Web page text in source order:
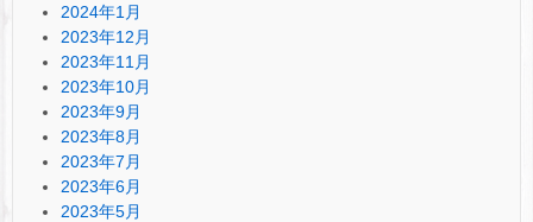
2024年1月
2023年12月
2023年11月
2023年10月
2023年9月
2023年8月
2023年7月
2023年6月
2023年5月